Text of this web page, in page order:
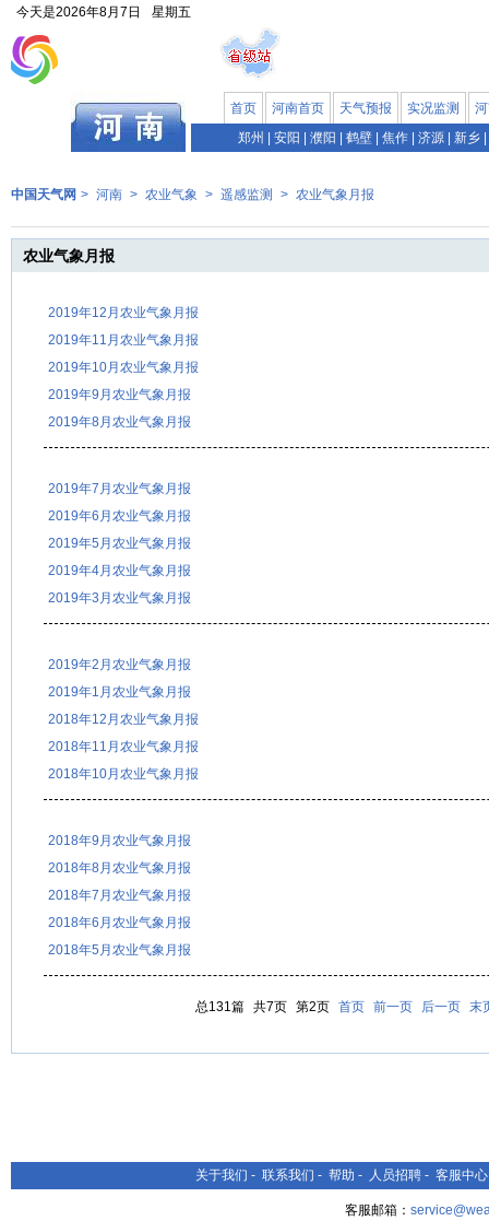
今天是2026年8月7日 星期五
首页 河南首页 天气预报 实况监测
郑州
安阳 濮阳 鹤壁 焦作 济源 新乡
中国天气网 > 河南 > 农业气象 > 遥感监测 > 农业气象月报
农业气象月报
2019年12月农业气象月报
2019年11月农业气象月报
2019年10月农业气象月报
2019年9月农业气象月报
2019年8月农业气象月报
2019年7月农业气象月报
2019年6月农业气象月报
2019年5月农业气象月报
2019年4月农业气象月报
2019年3月农业气象月报
2019年2月农业气象月报
2019年1月农业气象月报
2018年12月农业气象月报
2018年11月农业气象月报
2018年10月农业气象月报
2018年9月农业气象月报
2018年8月农业气象月报
2018年7月农业气象月报
2018年6月农业气象月报
2018年5月农业气象月报
总131篇 共7页 第2页 首页 前一页 后一页 末
关于我们 - 联系我们 - 帮助 - 人员招聘 - 客服中心
客服邮箱：